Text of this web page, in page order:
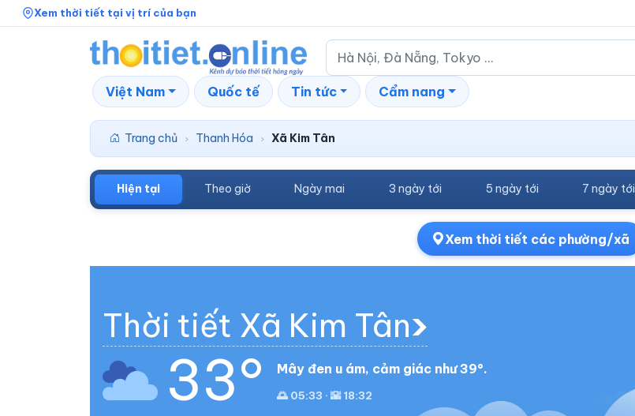
Xem thời tiết tại vị trí của bạn
Việt Nam Quốc tế Tin tức Cẩm nang
Trang chủ › Thanh Hóa › Xã Kim Tân
Hiện tại Theo giờ Ngày mai 3 ngày tới 5 ngày tới 7 ngày tới
Xem thời tiết các phường/xã
Thời tiết Xã Kim Tân
33° Mây đen u ám, cảm giác như 39°.
🌅 05:33 · 🌇 18:32